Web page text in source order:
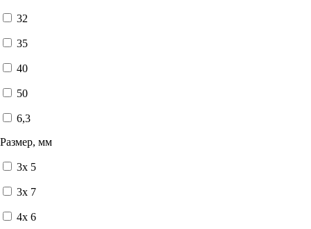
32
35
40
50
6,3
Размер, мм
3x 5
3x 7
4x 6